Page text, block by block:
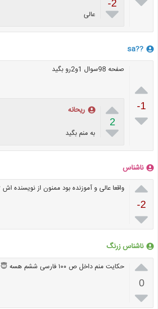
-2
 عالی
??sa

-1

صفحه 98سوال 1و2رو بگید

2

ریحانه
به منم بگید
ناشناس

-2

واقعا عالی و آموزنده بود ممنون از
ناشناس زرنگ

0

حکایت منم داخل ص ۱۰۰ فارسی ششم هسه 😇😁